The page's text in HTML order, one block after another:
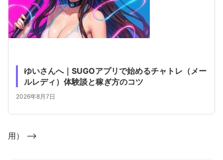
ゆいさんへ｜SUGOアプリで始めるチャトレ（メー
ルレディ）体験談と稼ぎ方のコツ
2026年8月7日
用） -->